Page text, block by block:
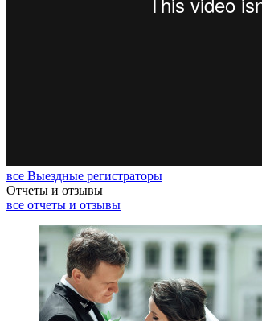
все Выездные регистраторы
Отчеты и отзывы
все отчеты и отзывы